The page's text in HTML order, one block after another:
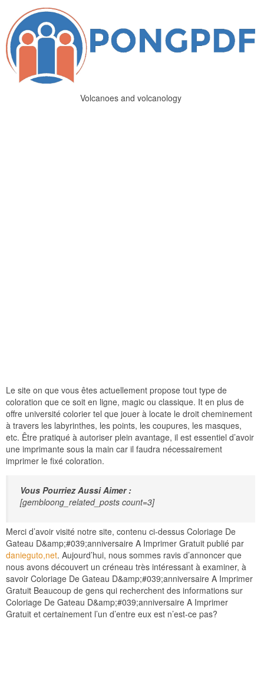
Volcanoes and volcanology
Le site on que vous êtes actuellement propose tout type de
coloration que ce soit en ligne, magic ou classique. It en plus de
offre université colorier tel que jouer à locate le droit cheminement
à travers les labyrinthes, les points, les coupures, les masques,
etc. Être pratiqué à autoriser plein avantage, il est essentiel d’avoir
une imprimante sous la main car il faudra nécessairement
imprimer le fixé coloration.
Vous Pourriez Aussi Aimer :
[gembloong_related_posts count=3]
Merci d’avoir visité notre site, contenu ci-dessus Coloriage De
Gateau D&amp;#039;anniversaire A Imprimer Gratuit publié par
danieguto,net. Aujourd’hui, nous sommes ravis d’annoncer que
nous avons découvert un créneau très intéressant à examiner, à
savoir Coloriage De Gateau D&amp;#039;anniversaire A Imprimer
Gratuit Beaucoup de gens qui recherchent des informations sur
Coloriage De Gateau D&amp;#039;anniversaire A Imprimer
Gratuit et certainement l’un d’entre eux est n’est-ce pas?